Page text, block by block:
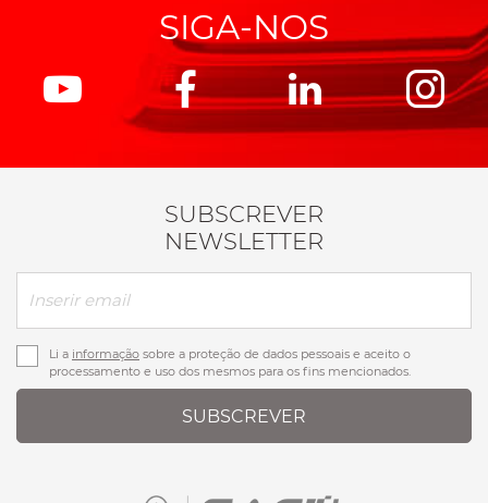
SIGA-NOS
SUBSCREVER
NEWSLETTER
Li a informação sobre a proteção de dados pessoais e aceito o
processamento e uso dos mesmos para os fins mencionados.
SUBSCREVER